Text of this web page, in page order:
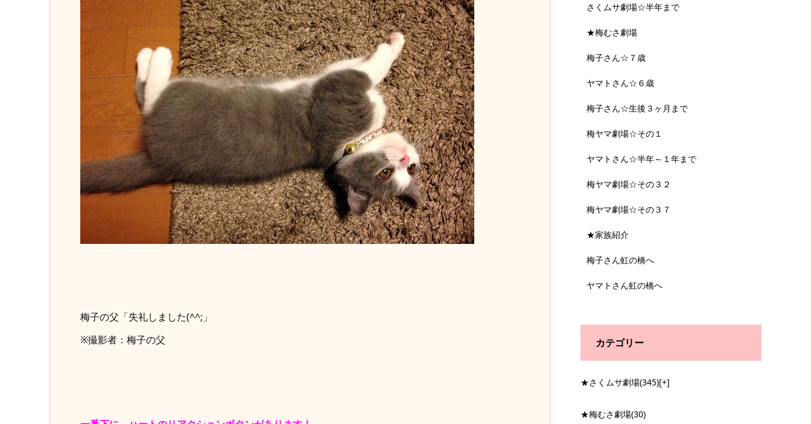
梅子の父「失礼しました(^^;」
※撮影者：梅子の父
さくムサ劇場☆半年まで
★梅むさ劇場
梅子さん☆７歳
ヤマトさん☆６歳
梅子さん☆生後３ヶ月まで
梅ヤマ劇場☆その１
ヤマトさん☆半年～１年まで
梅ヤマ劇場☆その３２
梅ヤマ劇場☆その３７
★家族紹介
梅子さん虹の橋へ
ヤマトさん虹の橋へ
カテゴリー
★さくムサ劇場(345)[+]
★梅むさ劇場(30)